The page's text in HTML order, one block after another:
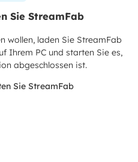
Sie StreamFab
wollen, laden Sie StreamFab
Ihrem PC und starten Sie es,
abgeschlossen ist.